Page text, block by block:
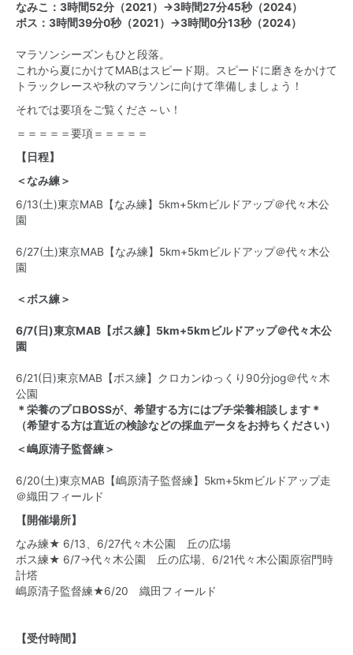
なみこ：3時間52分（2021）→3時間27分45秒（2024）
ボス：3時間39分0秒（2021）→3時間0分13秒（2024）
マラソンシーズンもひと段落。
これから夏にかけてMABはスピード期。スピードに磨きをかけて
トラックレースや秋のマラソンに向けて準備しましょう！
それでは要項をご覧くださ～い！
＝＝＝＝＝要項＝＝＝＝＝
【日程】
＜なみ練＞
6/13(土)東京MAB【なみ練】5km+5kmビルドアップ＠代々木公
園
6/27(土)東京MAB【なみ練】5km+5kmビルドアップ＠代々木公
園
＜ボス練＞
6/7(日)東京MAB【ボス練】5km+5kmビルドアップ＠代々木公
園
6/21(日)東京MAB【ボス練】クロカンゆっくり90分jog＠代々木
公園
＊栄養のプロBOSSが、希望する方にはプチ栄養相談します＊
（希望する方は直近の検診などの採血データをお持ちください）
＜嶋原清子監督練＞
6/20(土)東京MAB【嶋原清子監督練】5km+5kmビルドアップ走
＠織田フィールド
【開催場所】
なみ練★ 6/13、6/27代々木公園 丘の広場
ボス練★ 6/7→代々木公園 丘の広場、6/21代々木公園原宿門時
計塔
嶋原清子監督練★6/20 織田フィールド
【受付時間】